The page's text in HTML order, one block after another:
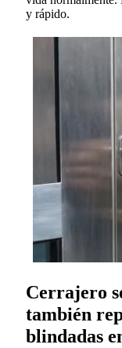
y rápido.
Cerrajero
también
blindadas